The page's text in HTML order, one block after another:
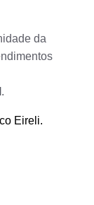
da
.
Eireli.